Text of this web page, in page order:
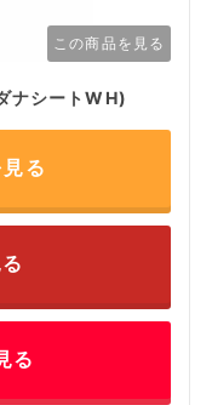
この商品を見る
ナシートWH)
る
る